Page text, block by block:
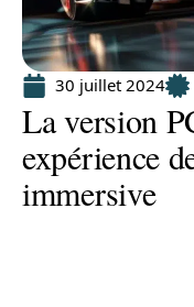
30 juillet 2024
La version
expérience
immersive